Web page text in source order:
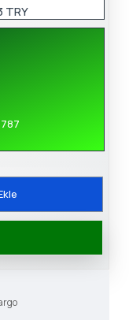
TRY